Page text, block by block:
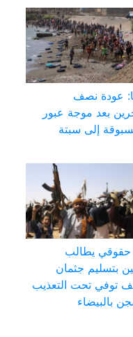
عودة نصف
بعد موجة عبور
إلى سبتة
يطالب
بتسليم جثمان
توفي تحت التعذيب
بالبيضاء